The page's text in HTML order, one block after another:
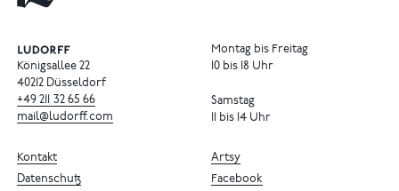
Königsallee 22
40212 Düsseldorf
+49 211 32 65 66
mail@ludorff.com
Montag bis Freitag
10 bis 18 Uhr
Samstag
11 bis 14 Uhr
Artsy
Facebook
Kontakt
Datenschutz